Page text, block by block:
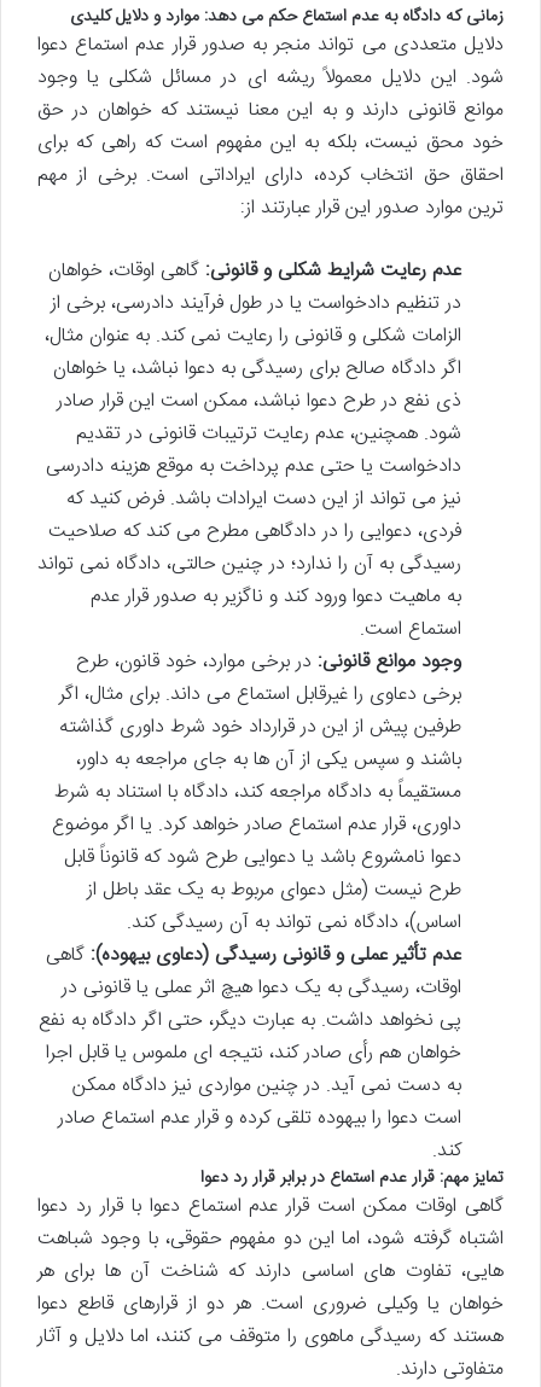
زمانی که دادگاه به عدم استماع حکم می دهد: موارد و دلایل کلیدی
دلایل متعددی می تواند منجر به صدور قرار عدم استماع دعوا
شود. این دلایل معمولاً ریشه ای در مسائل شکلی یا وجود
موانع قانونی دارند و به این معنا نیستند که خواهان در حق
خود محق نیست، بلکه به این مفهوم است که راهی که برای
احقاق حق انتخاب کرده، دارای ایراداتی است. برخی از مهم
ترین موارد صدور این قرار عبارتند از:
عدم رعایت شرایط شکلی و قانونی: گاهی اوقات، خواهان
در تنظیم دادخواست یا در طول فرآیند دادرسی، برخی از
الزامات شکلی و قانونی را رعایت نمی کند. به عنوان مثال،
اگر دادگاه صالح برای رسیدگی به دعوا نباشد، یا خواهان
ذی نفع در طرح دعوا نباشد، ممکن است این قرار صادر
شود. همچنین، عدم رعایت ترتیبات قانونی در تقدیم
دادخواست یا حتی عدم پرداخت به موقع هزینه دادرسی
نیز می تواند از این دست ایرادات باشد. فرض کنید که
فردی، دعوایی را در دادگاهی مطرح می کند که صلاحیت
رسیدگی به آن را ندارد؛ در چنین حالتی، دادگاه نمی تواند
به ماهیت دعوا ورود کند و ناگزیر به صدور قرار عدم
استماع است.
وجود موانع قانونی: در برخی موارد، خود قانون، طرح
برخی دعاوی را غیرقابل استماع می داند. برای مثال، اگر
طرفین پیش از این در قرارداد خود شرط داوری گذاشته
باشند و سپس یکی از آن ها به جای مراجعه به داور،
مستقیماً به دادگاه مراجعه کند، دادگاه با استناد به شرط
داوری، قرار عدم استماع صادر خواهد کرد. یا اگر موضوع
دعوا نامشروع باشد یا دعوایی طرح شود که قانوناً قابل
طرح نیست (مثل دعوای مربوط به یک عقد باطل از
اساس)، دادگاه نمی تواند به آن رسیدگی کند.
عدم تأثیر عملی و قانونی رسیدگی (دعاوی بیهوده): گاهی
اوقات، رسیدگی به یک دعوا هیچ اثر عملی یا قانونی در
پی نخواهد داشت. به عبارت دیگر، حتی اگر دادگاه به نفع
خواهان هم رأی صادر کند، نتیجه ای ملموس یا قابل اجرا
به دست نمی آید. در چنین مواردی نیز دادگاه ممکن
است دعوا را بیهوده تلقی کرده و قرار عدم استماع صادر
کند.
تمایز مهم: قرار عدم استماع در برابر قرار رد دعوا
گاهی اوقات ممکن است قرار عدم استماع دعوا با قرار رد دعوا
اشتباه گرفته شود، اما این دو مفهوم حقوقی، با وجود شباهت
هایی، تفاوت های اساسی دارند که شناخت آن ها برای هر
خواهان یا وکیلی ضروری است. هر دو از قرارهای قاطع دعوا
هستند که رسیدگی ماهوی را متوقف می کنند، اما دلایل و آثار
متفاوتی دارند.